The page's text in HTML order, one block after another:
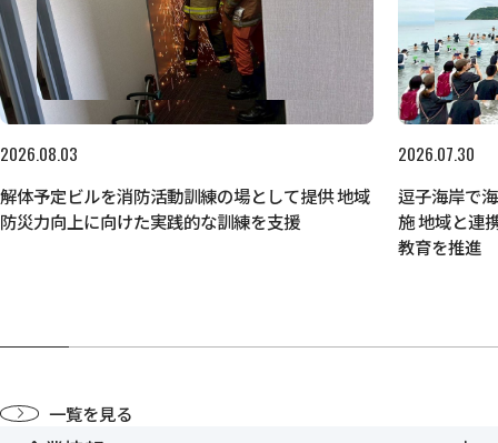
2026.08.03
解体予定ビルを消防活動訓練の場として提供 地域
防災力向上に向けた実践的な訓練を支援
2026.07.30
逗子海岸で
施 地域と連
教育を推進
一覧を見る